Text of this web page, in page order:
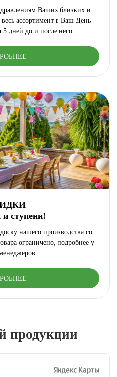
Ваших близких и
ассортимент в Ваш День
5 дней до и после него.
и ступени!
нашего производства со
ограничено, подробнее у
продукции